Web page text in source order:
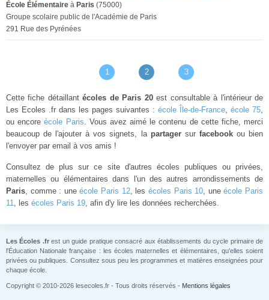
École Élémentaire à Paris (75000)
Groupe scolaire public de l'Académie de Paris
291 Rue des Pyrénées
1 2 3
Cette fiche détaillantécoles de Paris 20est consultable à l'intérieur de
Les Ecoles .fr dans les pages suivantes : école Île-de-France, école 75,
ou encoreécole Paris. Vous avez aimé le contenu de cette fiche, merci
beaucoup de l'ajouter à vos signets, la partagersur facebookou bien
l'envoyer par email à vos amis !
Consultez de plus sur ce site d'autres écoles publiques ou privées,
maternelles ou élémentaires dans l'un des autres arrondissements de
Paris, comme : uneécole Paris 12, les écoles Paris 10, uneécole Paris
11, les écoles Paris 19, afin d'y lire les données recherchées.
Les Écoles .frest un guide pratique consacré aux établissements du cycle primaire de
l'Éducation Nationale française : les écoles maternelles et élémentaires, qu'elles soient
privées ou publiques. Consultez sous peu les programmes et matières enseignées pour
chaque école.
Copyright © 2010-2026 lesecoles.fr - Tous droits réservés - Mentions légales